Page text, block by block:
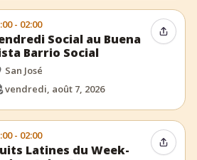
- 02:00
Social au Buena
Barrio Social
San José
vendredi, août 7, 2026
- 02:00
Latines du Week-